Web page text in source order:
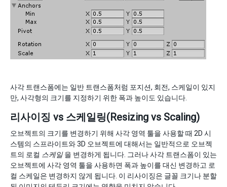
사각 트랜스폼에는 일반 트랜스폼처럼 포지션, 회전, 스케일이 있지
만, 사각형의 크기를 지정하기 위한 폭과 높이도 있습니다.
리사이징 vs 스케일링(Resizing vs Scaling)
오브젝트의 크기를 변경하기 위해 사각 영역 툴을 사용할 때 2D 시
스템의 스프라이트와 3D 오브젝트에 대해서는 일반적으로 오브젝
트의 로컬 스케일을 변경하게 됩니다. 그러나 사각 트랜스폼이 있는
오브젝트에 사각 영역 툴을 사용하면 폭과 높이를 대신 변경하고 로
컬 스케일은 변경하지 않게 됩니다. 이 리사이징은 글꼴 크기나 분할